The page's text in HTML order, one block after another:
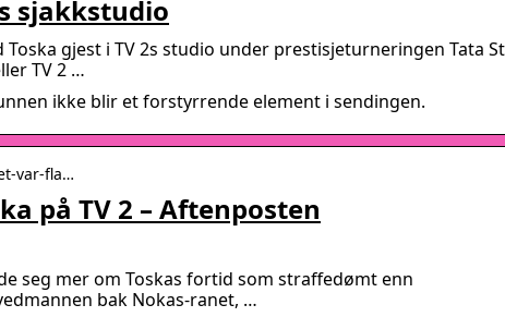
sjakkstudio
gjest i TV 2s studio under prestisjeturneringen Tata
TV 2 …
ikke blir et forstyrrende element i sendingen.
var-fla…
på TV 2 – Aftenposten
seg mer om Toskas fortid som straffedømt enn
bak Nokas-ranet, …